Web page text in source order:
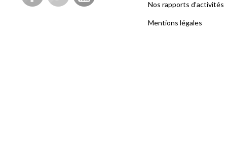
Nos rapports d’activités
Mentions légales